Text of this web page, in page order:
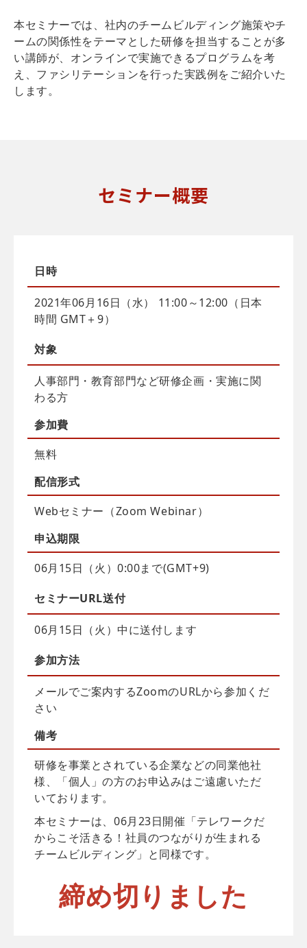
本セミナーでは、社内のチームビルディング施策やチ
ームの関係性をテーマとした研修を担当することが多
い講師が、オンラインで実施できるプログラムを考
え、ファシリテーションを行った実践例をご紹介いた
します。
セミナー概要
日時
2021年06月16日（水） 11:00～12:00（日本
時間 GMT＋9）
対象
人事部門・教育部門など研修企画・実施に関
わる方
参加費
無料
配信形式
Webセミナー（Zoom Webinar）
申込期限
06月15日（火）0:00まで(GMT+9)
セミナーURL送付
06月15日（火）中に送付します
参加方法
メールでご案内するZoomのURLから参加くだ
さい
備考
研修を事業とされている企業などの同業他社
様、「個人」の方のお申込みはご遠慮いただ
いております。
本セミナーは、06月23日開催「テレワークだ
からこそ活きる！社員のつながりが生まれる
チームビルディング」と同様です。
締め切りました